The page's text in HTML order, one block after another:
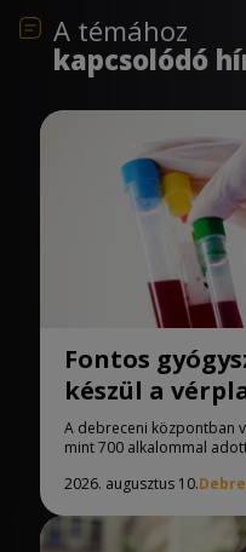
A témához
kapcsolódó
Fontos
készül a
A debreceni központban
mint 700 alkalommal
2026. augusztus 10.